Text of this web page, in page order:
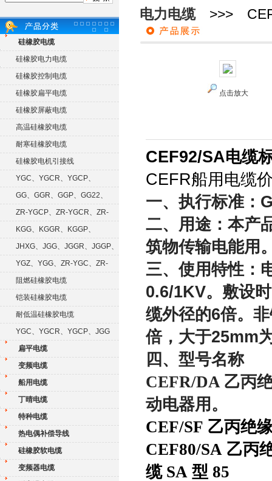
硅橡胶电缆
硅橡胶电力电缆
硅橡胶控制电缆
硅橡胶扁平电缆
硅橡胶屏蔽电缆
高温硅橡胶电缆
耐寒硅橡胶电缆
硅橡胶电机引接线
YGC、YGCR、YGCP、
YGCRP
GG、GGR、GGP、GG22、
GGRP
ZR-YGCP、ZR-YGCR、ZR-
YGCRP
KGG、KGGR、KGGP、
KGGRP
JHXG、JGG、JGGR、JGGP、
JGGFYGZ、YGG、ZR-YGC、ZR-
KGG阻燃硅橡胶电缆
铠装硅橡胶电缆
耐低温硅橡胶电缆
YGC、YGCR、YGCP、JGG
扁平电缆
变频电缆
船用电缆
丁晴电缆
特种电缆
热电偶补偿导线
硅橡胶软电缆
变频器电缆
电力电缆>>>
点击放大
CEF92/SA电缆
CEFR船用电缆
一、执行标准：
二、用途：本产
筑物传输电能用
三、使用特性：
0.6/1KV。敷设
缆外径的6倍。
倍，大于25mm
四、型号名称
CEFR/DA 乙丙
动电器用。
CEF/SF 乙丙绝
CEF80/SA 乙丙
缆 SA 型 85